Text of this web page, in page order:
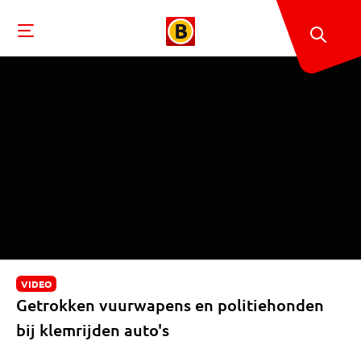
VIDEO
Getrokken vuurwapens en politiehonden
bij klemrijden auto's